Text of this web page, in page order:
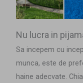
Nu lucra in
Sa incepem cu
munca, este de
haine adecvate.